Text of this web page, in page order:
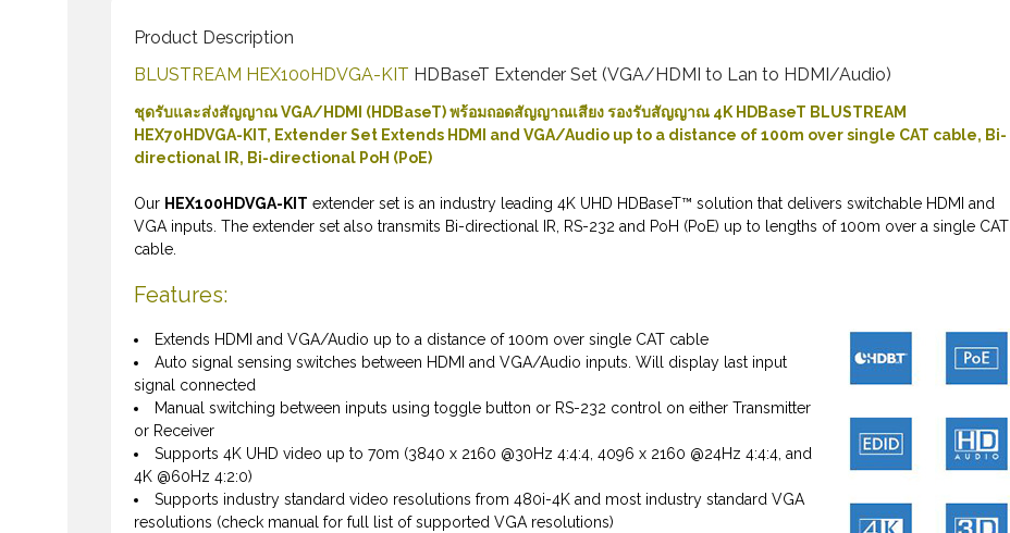
Product Description
BLUSTREAM HEX100HDVGA-KIT HDBaseT Extender Set (VGA/HDMI to Lan to HDMI/Audio)
ชุดรับและส่งสัญญาณ VGA/HDMI (HDBaseT) พร้อมถอดสัญญาณเสียง รองรับสัญญาณ 4K HDBaseT BLUSTREAM
HEX70HDVGA-KIT, Extender Set Extends HDMI and VGA/Audio up to a distance of 100m over single CAT cable, Bi-
directional IR, Bi-directional PoH (PoE)
Our HEX100HDVGA-KIT extender set is an industry leading 4K UHD HDBaseT™ solution that delivers switchable HDMI and
VGA inputs. The extender set also transmits Bi-directional IR, RS-232 and PoH (PoE) up to lengths of 100m over a single CAT
cable.
Features:
Extends HDMI and VGA/Audio up to a distance of 100m over single CAT cable
Auto signal sensing switches between HDMI and VGA/Audio inputs. Will display last input
signal connected
Manual switching between inputs using toggle button or RS-232 control on either Transmitter
or Receiver
Supports 4K UHD video up to 70m (3840 x 2160 @30Hz 4:4:4, 4096 x 2160 @24Hz 4:4:4, and
4K @60Hz 4:2:0)
Supports industry standard video resolutions from 480i-4K and most industry standard VGA
resolutions (check manual for full list of supported VGA resolutions)